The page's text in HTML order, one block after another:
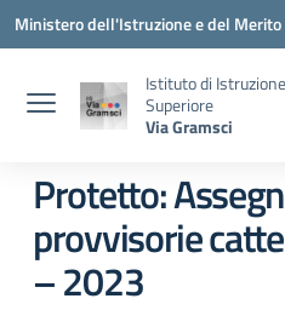
Vai ai contenuti
Vai al menu di navigazione
Vai al footer
Ministero dell'Istruzione e del Merito
Istituto di Istruzione
Superiore
Via Gramsci
Protetto:
provvisorie
– 2023